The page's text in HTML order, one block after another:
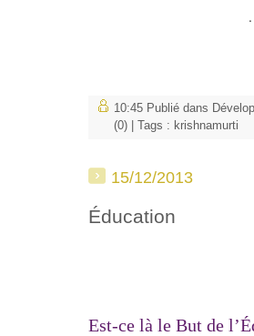
·
10:45 Publié dans
(0) | Tags : krishnamurti
15/12/2013
Éducation
Est-ce là le But de